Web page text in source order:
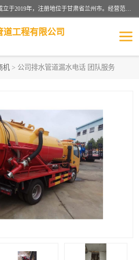
甘肃科探管道工程有限公司成立于2019年，注册地位于甘肃省兰州市。经营范围包括管道安装、清洗、疏通、维修、检测，防水工程，工程钻孔，化粪池清理，暖气安装，给排水管道安装维修，室内外管道如消防、供水、供热管道漏水检测定位，室内外防水堵漏等。
道工程有限公司
机 > 公司排水管道漏水电话 团队服务
消防管道漏水
排水管道漏水
管道疏通